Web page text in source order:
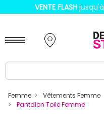
VENTE FLASH jusqu'à
Femme Vêtements Femme
Pantalon Toile Femme